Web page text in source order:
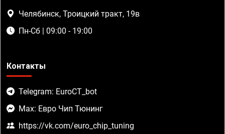
Челябинск, Троицкий тракт, 19в
Пн-Сб | 09:00 - 19:00
Контакты
Telegram: EuroCT_bot
Max: Евро Чип Тюнинг
https://vk.com/euro_chip_tuning